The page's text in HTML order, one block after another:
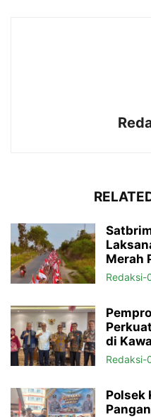
Merah
Redaksi-
di
Redaksi-
Polsek